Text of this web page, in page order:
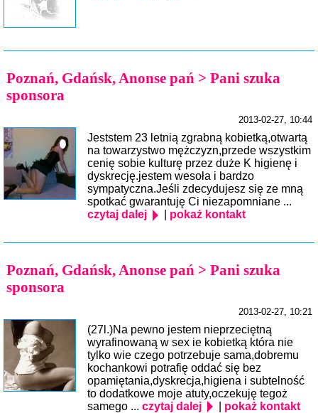
Poznań, Gdańsk, Anonse pań > Pani szuka
sponsora
2013-02-27, 10:44
Jeststem 23 letnią zgrabną kobietką,otwartą
na towarzystwo mężczyzn,przede wszystkim
cenię sobie kulturę przez duże K higienę i
dyskrecję.jestem wesoła i bardzo
sympatyczna.Jeśli zdecydujesz się ze mną
spotkać gwarantuję Ci niezapomniane ...
czytaj dalej
pokaż kontakt
Poznań, Gdańsk, Anonse pań > Pani szuka
sponsora
2013-02-27, 10:21
(27l.)Na pewno jestem nieprzeciętną
wyrafinowaną w sex ie kobietką która nie
tylko wie czego potrzebuje sama,dobremu
kochankowi potrafię oddać się bez
opamiętania,dyskrecja,higiena i subtelność
to dodatkowe moje atuty,oczekuję tegoż
samego ... czytaj dalej pokaż kontakt